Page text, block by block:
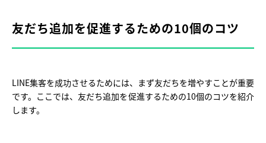
友だち追加を促進するための10個のコツ
LINE集客を成功させるためには、まず友だちを増やすことが重要
です。ここでは、友だち追加を促進するための10個のコツを紹介
します。